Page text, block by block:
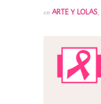
en ARTE Y LOLAS,